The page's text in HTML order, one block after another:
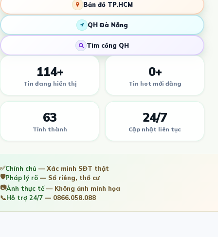
Bản đồ TP.HCM
QH Đà Nẵng
Tìm cổng QH
114+
Tin đang hiển thị
0+
Tin hot mới đăng
63
Tỉnh thành
24/7
Cập nhật liên tục
✅Chính chủ — Xác minh SĐT thật
🛡️Pháp lý rõ — Sổ riêng, thổ cư
📷Ảnh thực tế— Không ảnh minh họa
📞Hỗ trợ 24/7 — 0866.058.088